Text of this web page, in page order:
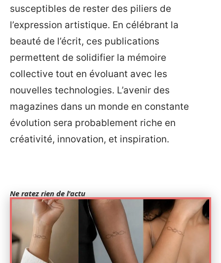
susceptibles de rester des piliers de
l’expression artistique. En célébrant la
beauté de l’écrit, ces publications
permettent de solidifier la mémoire
collective tout en évoluant avec les
nouvelles technologies. L’avenir des
magazines dans un monde en constante
évolution sera probablement riche en
créativité, innovation, et inspiration.
Ne ratez rien de l'actu